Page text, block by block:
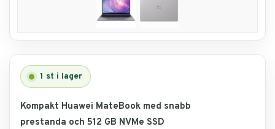
1 st i lager
Kompakt Huawei MateBook med snabb
prestanda och 512 GB NVMe SSD